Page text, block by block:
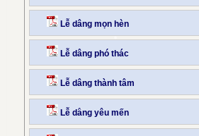
Lễ dâng mọn hèn
Lễ dâng phó thác
Lễ dâng thành tâm
Lễ dâng yêu mến